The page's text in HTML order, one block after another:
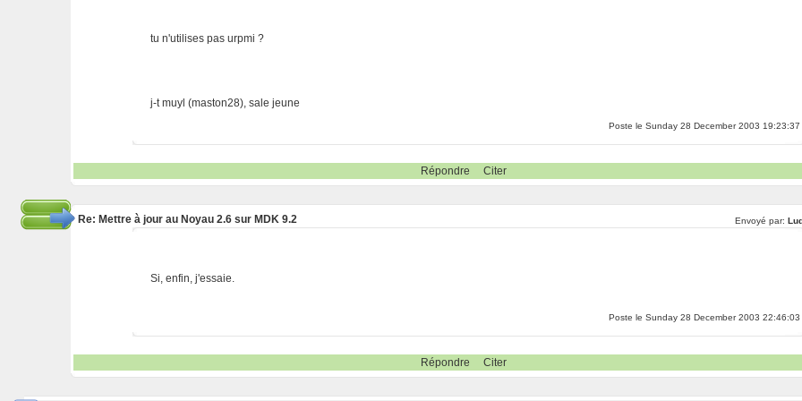
tu n'utilises pas urpmi ?
j-t muyl (maston28), sale jeune
Poste le Sunday 28 December 2003 19:23:37
Répondre Citer
Re: Mettre à jour au Noyau 2.6 sur MDK 9.2 Envoyé par:
Si, enfin, j'essaie.
Poste le Sunday 28 December 2003 22:46:03
Répondre Citer